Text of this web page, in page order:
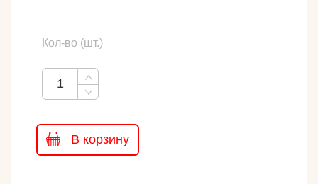
Кол-во (шт.)
В корзину